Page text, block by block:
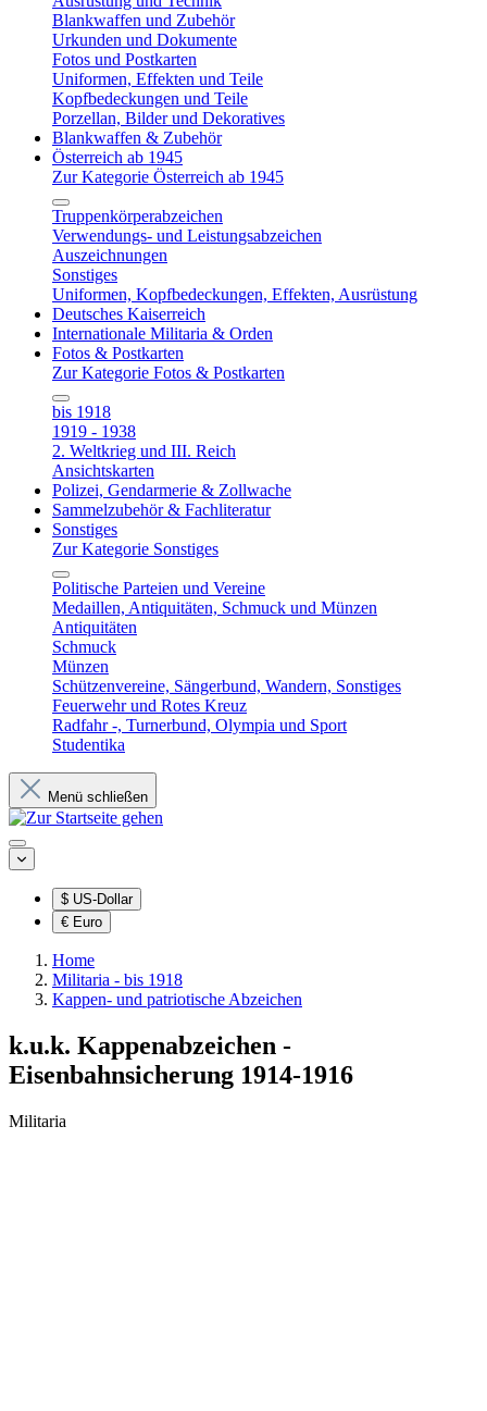
Blankwaffen und Zubehör
Urkunden und Dokumente
Fotos und Postkarten
Uniformen, Effekten und Teile
Kopfbedeckungen und Teile
Porzellan, Bilder und Dekoratives
Blankwaffen & Zubehör
Österreich ab 1945
Zur Kategorie Österreich ab 1945
Truppenkörperabzeichen
Verwendungs- und Leistungsabzeichen
Auszeichnungen
Sonstiges
Uniformen, Kopfbedeckungen, Effekten, Ausrüstung
Deutsches Kaiserreich
Internationale Militaria & Orden
Fotos & Postkarten
Zur Kategorie Fotos & Postkarten
bis 1918
1919 - 1938
2. Weltkrieg und III. Reich
Ansichtskarten
Polizei, Gendarmerie & Zollwache
Sammelzubehör & Fachliteratur
Sonstiges
Zur Kategorie Sonstiges
Politische Parteien und Vereine
Medaillen, Antiquitäten, Schmuck und Münzen
Antiquitäten
Schmuck
Münzen
Schützenvereine, Sängerbund, Wandern, Sonstiges
Feuerwehr und Rotes Kreuz
Radfahr -, Turnerbund, Olympia und Sport
Studentika
Menü schließen
$ US-Dollar
€ Euro
Home
Militaria - bis 1918
Kappen- und patriotische Abzeichen
k.u.k. Kappenabzeichen -
Eisenbahnsicherung 1914-1916
Militaria